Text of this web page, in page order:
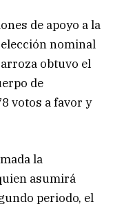
de apoyo a la
nominal
obtuvo el
de
votos a favor y
la
asumirá
periodo, el